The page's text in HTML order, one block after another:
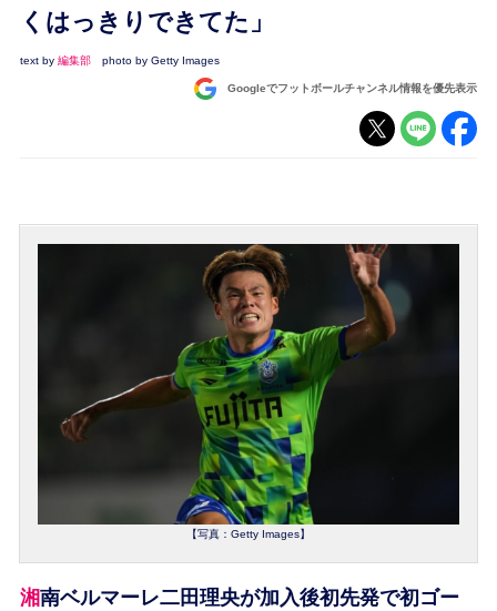
ナショナルチーム
高校サッカー
くはっきりできてた」
text by 編集部 photo by Getty Images
Googleでフットボールチャンネル情報を優先表示
【写真：Getty Images】
湘南ベルマーレ二田理央が加入後初先発で初ゴー